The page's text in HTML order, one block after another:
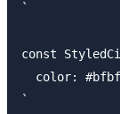
`
const
color:
`